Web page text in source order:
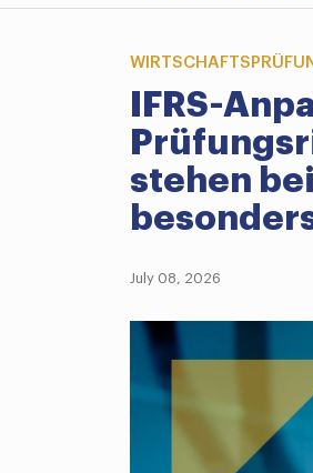
IFRS-
stehen
July 08, 2026